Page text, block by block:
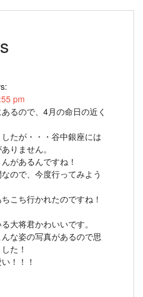
pm
るので、4月の命日の近く
たが・・・谷中銀座には
りません。
があるんですね！
ので、今度行ってみよう
こち行かれたのですね！
大将君かわいいです。
な姿の写真があるので思
た！
！！！